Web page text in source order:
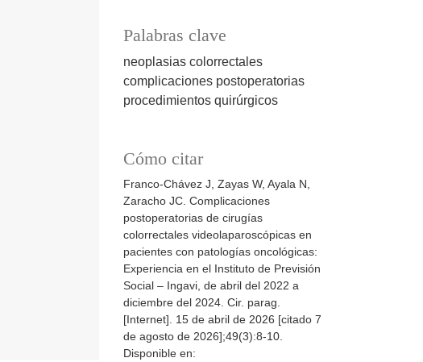
Palabras clave
neoplasias colorrectales
complicaciones postoperatorias
procedimientos quirúrgicos
Cómo citar
Franco-Chávez J, Zayas W, Ayala N,
Zaracho JC. Complicaciones
postoperatorias de cirugías
colorrectales videolaparoscópicas en
pacientes con patologías oncológicas:
Experiencia en el Instituto de Previsión
Social – Ingavi, de abril del 2022 a
diciembre del 2024. Cir. parag.
[Internet]. 15 de abril de 2026 [citado 7
de agosto de 2026];49(3):8-10.
Disponible en: